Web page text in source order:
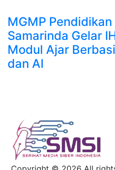
MGMP
Samarinda Gelar
Modul Ajar
dan AI